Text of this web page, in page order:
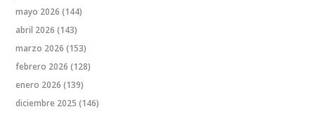
mayo 2026 (144)
abril 2026 (143)
marzo 2026 (153)
febrero 2026 (128)
enero 2026 (139)
diciembre 2025 (146)